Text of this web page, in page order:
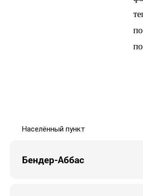
Населённый пункт
Бендер-Аббас